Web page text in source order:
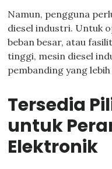
Namun, pengguna
diesel industri. Untuk
beban besar, atau
tinggi, mesin diesel
pembanding yang
Tersedia
untuk
Elektronik